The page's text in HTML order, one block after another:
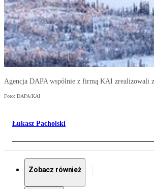
Agencja DAPA wspólnie z firmą KAI zrealizowali
Foto: DAPA/KAI
Łukasz Pacholski
Zobacz również